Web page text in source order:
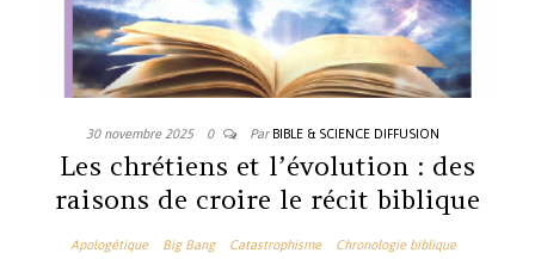
30 novembre 2025 0 Par BIBLE & SCIENCE DIFFUSION
Les chrétiens et l’évolution : des
raisons de croire le récit biblique
Apologétique Big Bang Catastrophisme Chronologie biblique